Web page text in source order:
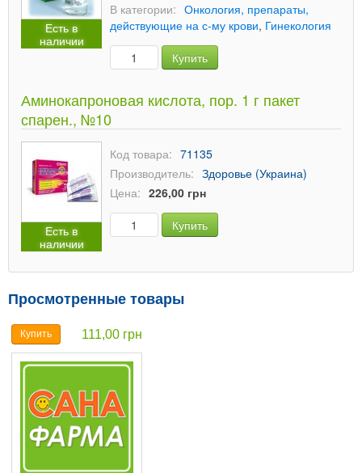
Есть в
наличии
В категории: Онкология, препараты,
действующие на с-му крови, Гинекология
Купить
Аминокапроновая кислота, пор. 1 г пакет
спарен., №10
Есть в
наличии
Код товара: 71135
Производитель: Здоровье (Украина)
Цена: 226,00 грн
Купить
Просмотренные товары
Купить 111,00 грн